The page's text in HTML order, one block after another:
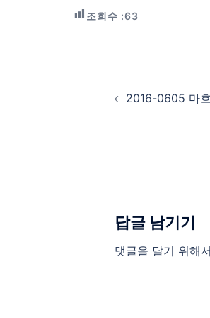
조회수 :63
Post
navigation
2016-0605 마
답글 남기기
댓글을 달기 위해